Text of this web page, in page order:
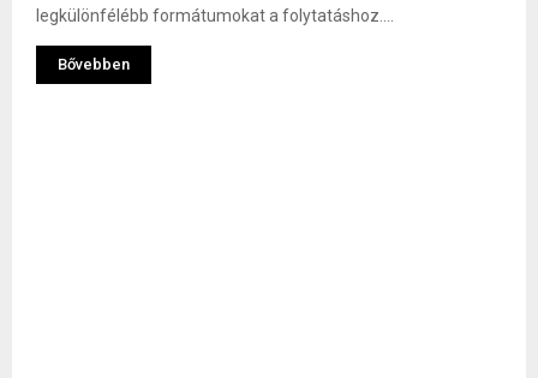
legkülönfélébb formátumokat a folytatáshoz....
Bővebben